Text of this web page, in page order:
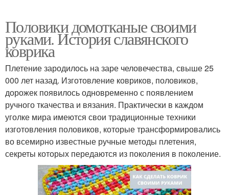
Половики домотканые своими
руками. История славянского
коврика
Плетение зародилось на заре человечества, свыше 25
000 лет назад. Изготовление ковриков, половиков,
дорожек появилось одновременно с появлением
ручного ткачества и вязания. Практически в каждом
уголке мира имеются свои традиционные техники
изготовления половиков, которые трансформировались
во всемирно известные ручные методы плетения,
секреты которых передаются из поколения в поколение.